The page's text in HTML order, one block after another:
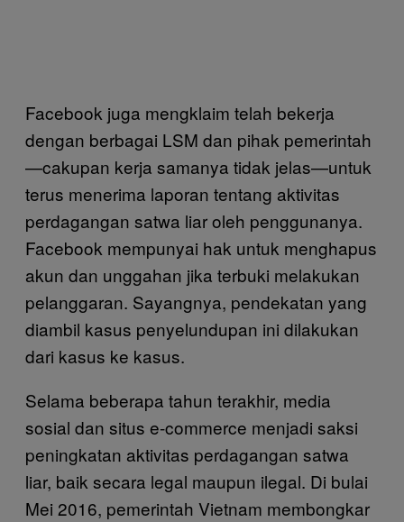
Facebook juga mengklaim telah bekerja
dengan berbagai LSM dan pihak pemerintah
—cakupan kerja samanya tidak jelas—untuk
terus menerima laporan tentang aktivitas
perdagangan satwa liar oleh penggunanya.
Facebook mempunyai hak untuk menghapus
akun dan unggahan jika terbuki melakukan
pelanggaran. Sayangnya, pendekatan yang
diambil kasus penyelundupan ini dilakukan
dari kasus ke kasus.
Selama beberapa tahun terakhir, media
sosial dan situs e-commerce menjadi saksi
peningkatan aktivitas perdagangan satwa
liar, baik secara legal maupun ilegal. Di bulai
Mei 2016, pemerintah Vietnam membongkar